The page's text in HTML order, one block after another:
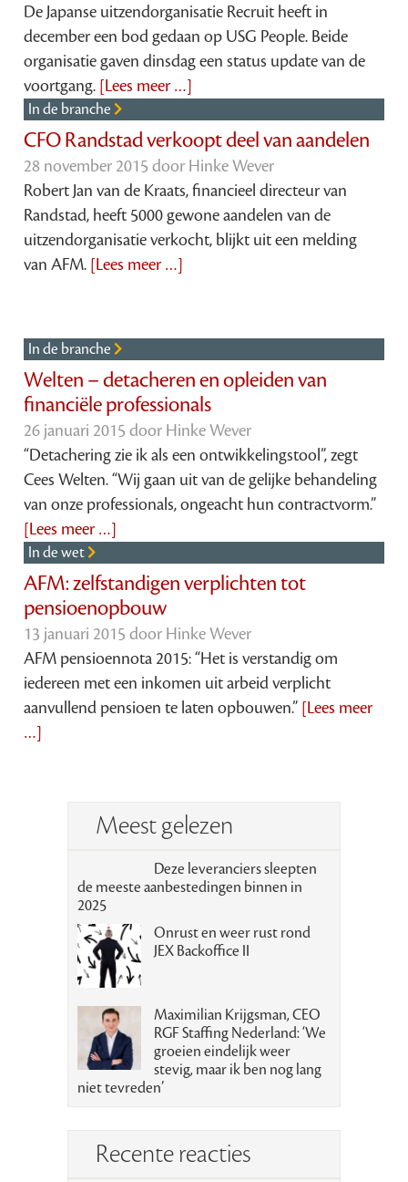
De Japanse uitzendorganisatie Recruit heeft in
december een bod gedaan op USG People. Beide
organisatie gaven dinsdag een status update van de
voortgang. [Lees meer …]
In de branche
CFO Randstad verkoopt deel van aandelen
28 november 2015 door Hinke Wever
Robert Jan van de Kraats, financieel directeur van
Randstad, heeft 5000 gewone aandelen van de
uitzendorganisatie verkocht, blijkt uit een melding
van AFM. [Lees meer …]
In de branche
Welten – detacheren en opleiden van
financiële professionals
26 januari 2015 door Hinke Wever
“Detachering zie ik als een ontwikkelingstool”, zegt
Cees Welten. “Wij gaan uit van de gelijke behandeling
van onze professionals, ongeacht hun contractvorm.”
[Lees meer …]
In de wet
AFM: zelfstandigen verplichten tot
pensioenopbouw
13 januari 2015 door Hinke Wever
AFM pensioennota 2015: “Het is verstandig om
iedereen met een inkomen uit arbeid verplicht
aanvullend pensioen te laten opbouwen.” [Lees meer
…]
Meest gelezen
Deze leveranciers sleepten
de meeste aanbestedingen binnen in
2025
Onrust en weer rust rond
JEX Backoffice II
Maximilian Krijgsman, CEO
RGF Staffing Nederland: ‘We
groeien eindelijk weer
stevig, maar ik ben nog lang
niet tevreden’
Recente reacties